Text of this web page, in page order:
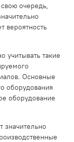
очередь,
вероятность
учитывать такие
Основные
оборудования
оборудование
значительно